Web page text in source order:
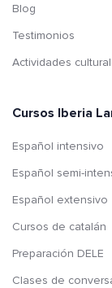
Blog
Testimonios
Actividades
Cursos Iberia
Español intensivo
Español semi-
Español extensivo
Cursos de catalán
Preparación DELE
Clases de